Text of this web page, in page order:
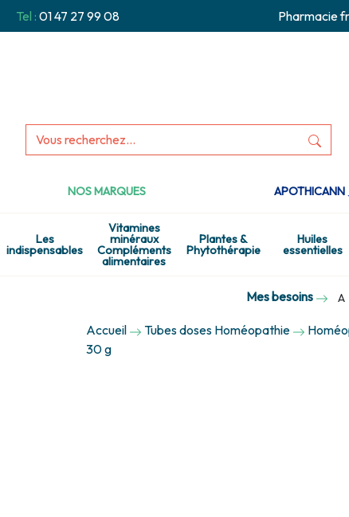
Tel : 01 47 27 99 08 Pharmacie
NOS MARQUES APOTHICANN
Les
indispensables
Vitamines
minéraux
Compléments
alimentaires
Plantes &
Phytothérapie
Huiles
essentielles
Mes besoins A
Accueil Tubes doses Homéopathie
30 g